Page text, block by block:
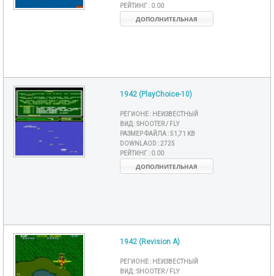
РЕЙТИНГ : 0.00
ДОПОЛНИТЕЛЬНАЯ
1942 (PlayChoice-10)
РЕГИОНЕ : НЕИЗВЕСТНЫЙ
ВИД :SHOOTER / FLY
РАЗМЕР ФАЙЛА :51,71 KB
DOWNLAOD :2725
РЕЙТИНГ : 0.00
ДОПОЛНИТЕЛЬНАЯ
1942 (Revision A)
РЕГИОНЕ : НЕИЗВЕСТНЫЙ
ВИД :SHOOTER / FLY